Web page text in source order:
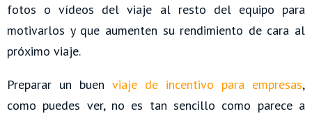
fotos o vídeos del viaje al resto del equipo para
motivarlos y que aumenten su rendimiento de cara al
próximo viaje.
Preparar un buen viaje de incentivo para empresas,
como puedes ver, no es tan sencillo como parece a